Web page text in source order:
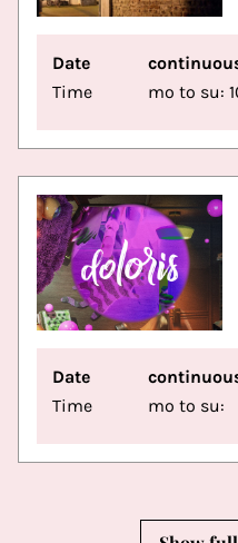
Date
Time
mo to su:
Date
Time
mo to su: